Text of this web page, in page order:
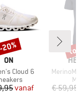
MERK
ON
Cloud 6
Prijs
Verlaagde prijs
vanaf
Artikel
MerinoMix150
€ 59,95
tot